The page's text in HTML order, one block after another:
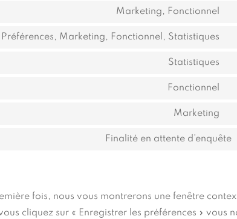
Marketing, Fonctionnel
Préférences, Marketing, Fonctionnel, Statistiques
Statistiques
Fonctionnel
Marketing
to
Finalité en attente d’enquête
fois, nous vous montrerons une fenêtre
cliquez sur « Enregistrer les préférences » vous